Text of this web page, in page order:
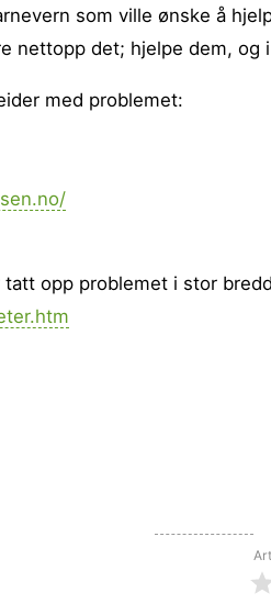
som ville ønske å
nettopp det; hjelpe dem, og
med problemet:
tatt opp problemet i stor